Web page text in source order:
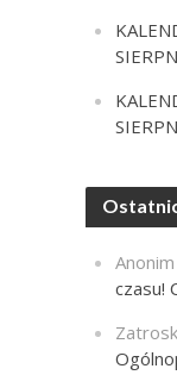
Anonim
czasu!